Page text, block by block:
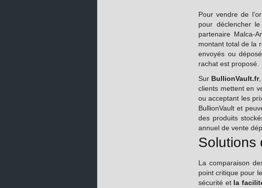
Pour vendre de
pour déclencher
partenaire Malca-
montant total de la
envoyés ou
rachat est proposé.
Sur BullionVault.fr
clients mettent en
ou acceptant les
BullionVault et
des produits
annuel de vente
Solutions
La comparaison
point critique pour
sécurité et la